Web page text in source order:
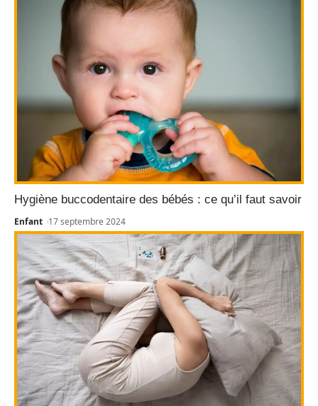
Hygiène buccodentaire des bébés : ce qu’il faut savoir
Enfant 17 septembre 2024